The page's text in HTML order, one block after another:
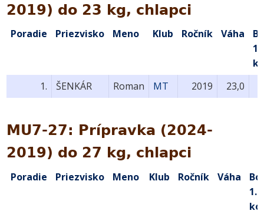
2019) do 23 kg, chlapci
Poradie Priezvisko Meno Klub Ročník Váha
1.
1.
ŠENKÁR Roman MT 2019 23,0
MU7-27: Prípravka (2024-
2019) do 27 kg, chlapci
Poradie Priezvisko Meno Klub Ročník Váha
1.